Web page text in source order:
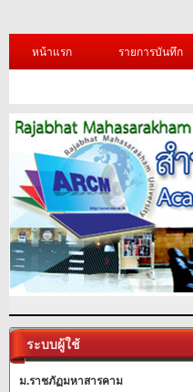
หน้าแรก รายการบันทึก
ระบบผู้ใช้
ม.ราชภัฏมหาสารคาม